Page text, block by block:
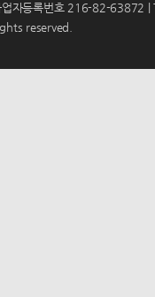
업자등록번호 216-82-
reserved.